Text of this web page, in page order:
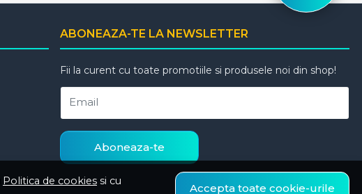
Politica de cookies si cu
Accepta toate cookie-urile
ABONEAZA-TE LA NEWSLETTER
Fii la curent cu toate promotiile si produsele noi din shop!
Email
Aboneaza-te